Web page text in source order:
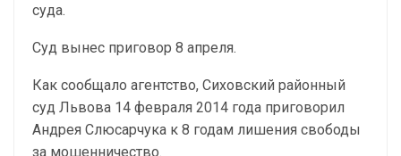
суда.
Суд вынес приговор 8 апреля.
Как сообщало агентство, Сиховский районный
суд Львова 14 февраля 2014 года приговорил
Андрея Слюсарчука к 8 годам лишения свободы
за мошенничество.